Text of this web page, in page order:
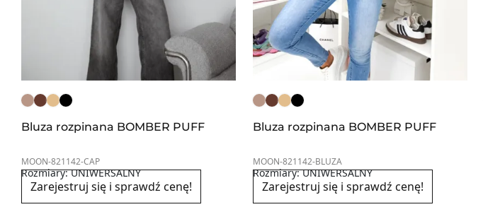
Bluza rozpinana BOMBER PUFF
MOON-821142-CAP
Rozmiary: UNIWERSALNY
Zarejestruj się i sprawdź cenę!
Bluza rozpinana BOMBER PUFF
MOON-821142-BLUZA
Rozmiary: UNIWERSALNY
Zarejestruj się i sprawdź cenę!